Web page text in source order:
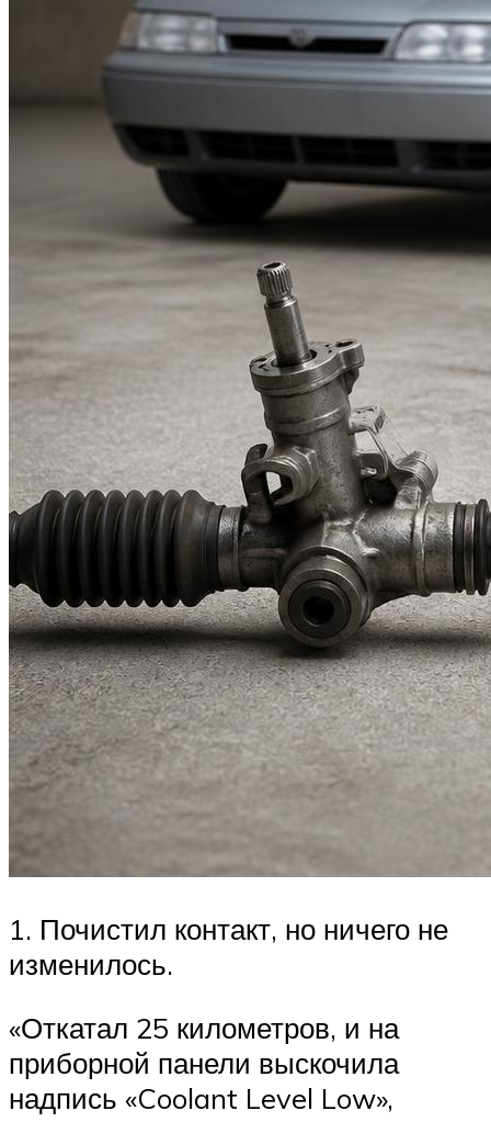
1. Почистил контакт, но ничего не
изменилось.
«Откатал 25 километров, и на
приборной панели выскочила
надпись «Coolant Level Low»,